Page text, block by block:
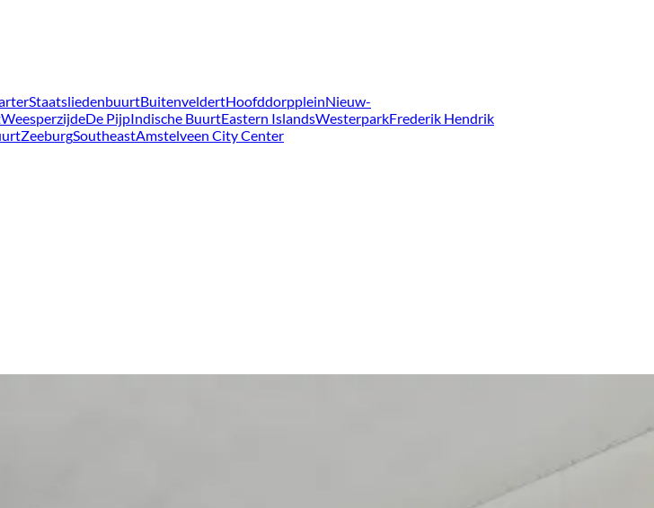
StaatsliedenbuurtBuitenveldertHoofddorppleinNieuw-
WeesperzijdeDe PijpIndische BuurtEastern IslandsWesterparkFrederik Hendrik
ZeeburgSoutheastAmstelveen City Center